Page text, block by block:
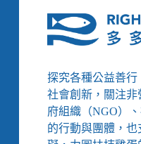
探究各種公益善行
社會創新，關注非
府組織（NGO）
的行動與團體，